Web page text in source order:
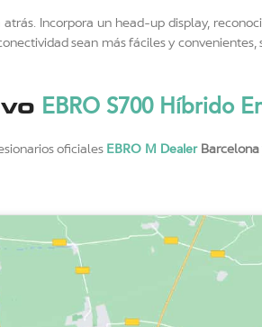
atrás. Incorpora un head-up display,
sean más fáciles y convenientes,
EBRO S700 Híbrido
oficiales EBRO M Dealer Barcelona